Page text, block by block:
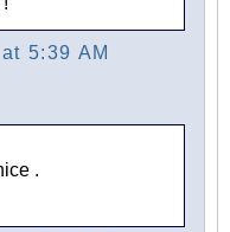
5:39 AM
.